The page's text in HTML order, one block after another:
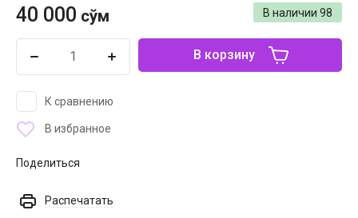
В наличии 98
40 000 сўм
В корзину
К сравнению
В избранное
Поделиться
Распечатать